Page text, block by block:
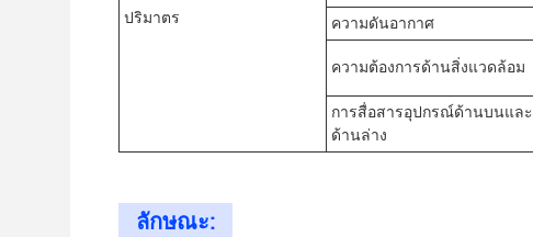
ปริมาตร
ความดันอากาศ
ความต้องการด้านสิ่งแวดล้อม
การสื่อสารอุปกรณ์ด้านบนและ
ด้านล่าง
ลักษณะ: